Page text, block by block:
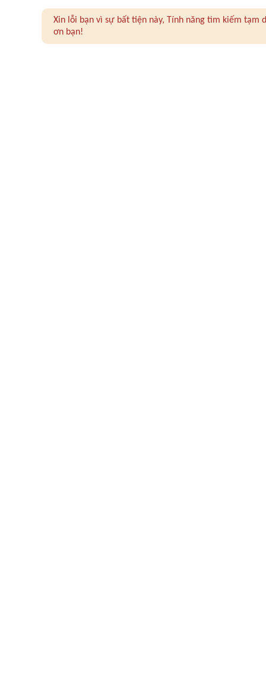
Xin lỗi bạn vì sự bất tiện này, Tính năng tìm kiếm
ơn bạn!